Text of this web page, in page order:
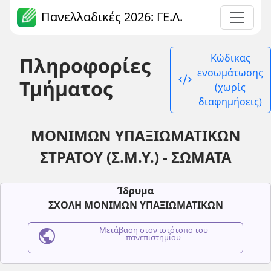
Πανελλαδικές 2026: ΓΕ.Λ.
Πληροφορίες
Τμήματος
code_xml
Κώδικας
ενσωμάτωσης
(χωρίς
διαφημήσεις)
ΜΟΝΙΜΩΝ ΥΠΑΞΙΩΜΑΤΙΚΩΝ
ΣΤΡΑΤΟΥ (Σ.Μ.Υ.) - ΣΩΜΑΤΑ
Ίδρυμα
ΣΧΟΛΗ ΜΟΝΙΜΩΝ ΥΠΑΞΙΩΜΑΤΙΚΩΝ
public Μετάβαση στον ιστότοπο του
πανεπιστημίου